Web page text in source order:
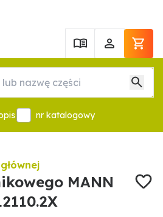
nr katalogowy
MANN